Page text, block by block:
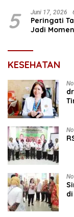
5 Juni 17, 2026
Peringati
Jadi
KESEHATAN